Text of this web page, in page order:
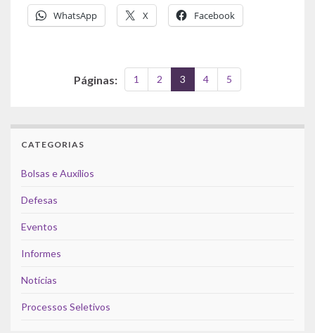
WhatsApp X Facebook
Páginas: 1 2 3 4 5
CATEGORIAS
Bolsas e Auxílios
Defesas
Eventos
Informes
Notícias
Processos Seletivos